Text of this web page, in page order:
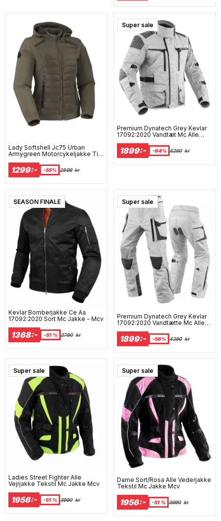
Lady Softshell Jc75 Urban
Armygreen Motorcykeljakke Til
1299:- -55% 2899 kr
Super sale
Premium Dynatech Grey Kevlar
17092:2020 Vandtæt Mc Alle
1899:- -64% 5290 kr
SEASON FINALE
Kevlar Bomberjakke Ce Aa
17092:2020 Sort Mc Jakke - Mcv
1368:- -51 % 2790 kr
Super sale
Premium Dynatech Grey Kevlar
17092:2020 Vandtætte Mc Alle
1899:- -56% 4290 kr
Super sale
Ladies Street Fighter Alle
Vejrjakke Tekstil Mc Jakke Mcv
1956:- -51 % 3990 kr
Super sale
Dame Sort/Rosa Alle Vederjakke
Tekstil Mc Jakke Mcv
1956:- -51 % 3990 kr